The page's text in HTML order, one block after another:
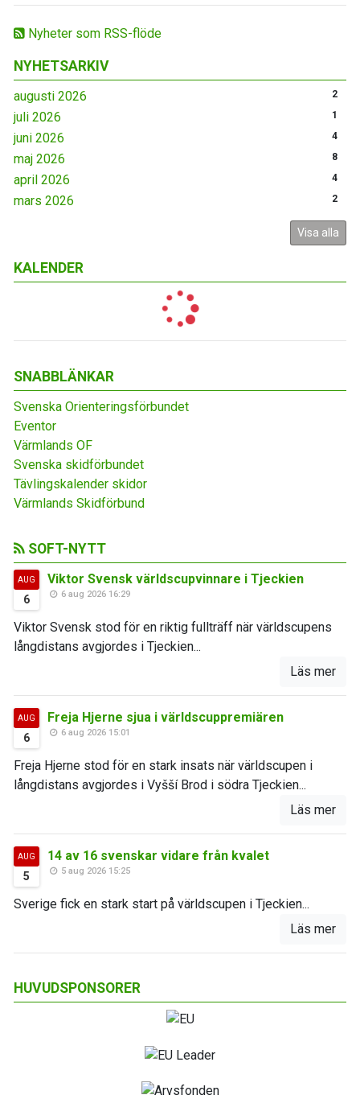
Nyheter som RSS-flöde
NYHETSARKIV
augusti 2026 2
juli 2026 1
juni 2026 4
maj 2026 8
april 2026 4
mars 2026 2
Visa alla
KALENDER
SNABBLÄNKAR
Svenska Orienteringsförbundet
Eventor
Värmlands OF
Svenska skidförbundet
Tävlingskalender skidor
Värmlands Skidförbund
SOFT-NYTT
AUG
6
Viktor Svensk världscupvinnare i Tjeckien
6 aug 2026 16:29
Viktor Svensk stod för en riktig fullträff när världscupens
långdistans avgjordes i Tjeckien...
Läs mer
AUG
6
Freja Hjerne sjua i världscuppremiären
6 aug 2026 15:01
Freja Hjerne stod för en stark insats när världscupen i
långdistans avgjordes i Vyšší Brod i södra Tjeckien...
Läs mer
AUG
5
14 av 16 svenskar vidare från kvalet
5 aug 2026 15:25
Sverige fick en stark start på världscupen i Tjeckien...
Läs mer
HUVUDSPONSORER